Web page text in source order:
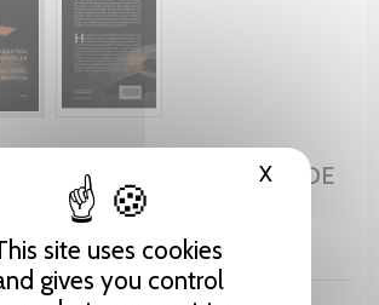
site uses cookies
gives you control
XHide
GLOIRE ET SOLITUDE
IOANNA